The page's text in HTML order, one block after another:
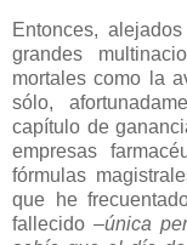
Entonces,
grandes
mortales como la
sólo,
capítulo de
empresas
fórmulas
que he
fallecido –única